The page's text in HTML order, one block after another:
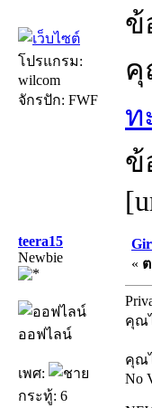
โปรแกรม:
wilcom
จักรปัก: FWF
ข้
คุ
ท
ข้
teera15
Newbie
ออฟไลน์
เพศ:
กระทู้: 6
«
คุณ
คุณ
No